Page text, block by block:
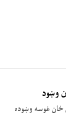
وښود
خان غوسه وښوده